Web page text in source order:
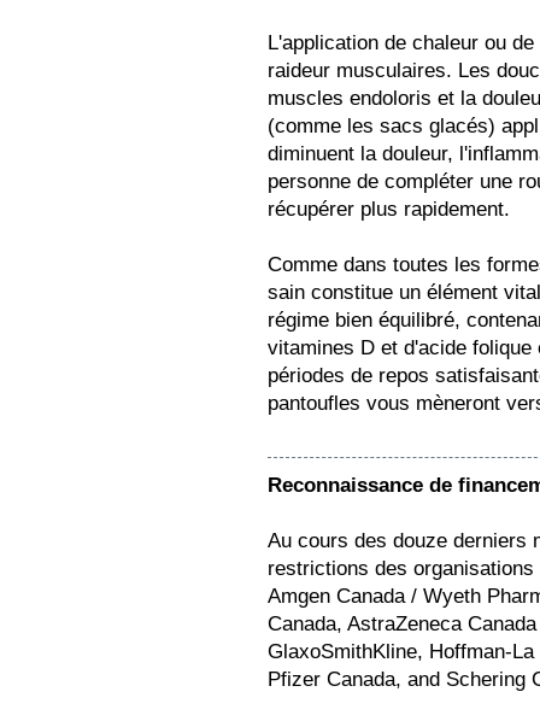
L'application de chaleur ou
raideur musculaires. Les
muscles endoloris et la
(comme les sacs glacés)
diminuent la douleur,
personne de compléter une
récupérer plus rapidement.
Comme dans toutes les
sain constitue un élément
régime bien équilibré,
vitamines D et d'acide
périodes de repos
pantoufles vous mèneront
Reconnaissance de
Au cours des douze derniers
restrictions des
Amgen Canada / Wyeth
Canada, AstraZeneca
GlaxoSmithKline, Hoffman-
Pfizer Canada, and Schering